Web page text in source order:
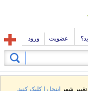
عضویت ورود
شهراینجا را کلیک کنید.